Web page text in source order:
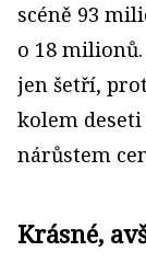
scéně 93
o 18
jen šetří,
kolem
nárůstem
Krásné,